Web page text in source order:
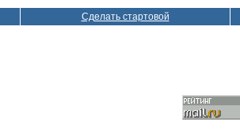
Сделать стартовой